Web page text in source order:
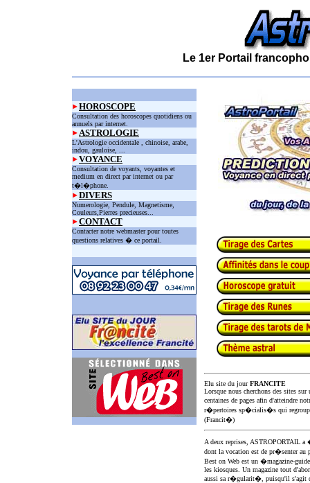
Le 1er Portail
HOROSCOPE
Consultation des horoscopes quotidiens ou
annuels par internet.
ASTROLOGIE
L'Astrologie occidentale , chinoise, arabe,
indou, gauloise, ...
VOYANCE
Consultation de voyants, voyantes et
medium en direct par internet ou par
t�l�phone.
DIVERS
Numerologie, Pendule, Magnetisme,
Couleurs,Pierres precieuses...
CONTACT
Contacter notre webmaster pour toutes
questions relatives � ce portail.
Elu site du jourFRANCITE
Lorsque nous cherchons des sites
centaines de pages afin d'atteindre
r�pertoires sp�cialis�s qui
(Francit�)
A deux reprises,
dont la vocation est de pr�senter au
Best on Web est un �magazine-
les kiosques. Un magazine tout
aussi sa r�gularit�, puisqu'il s'agit